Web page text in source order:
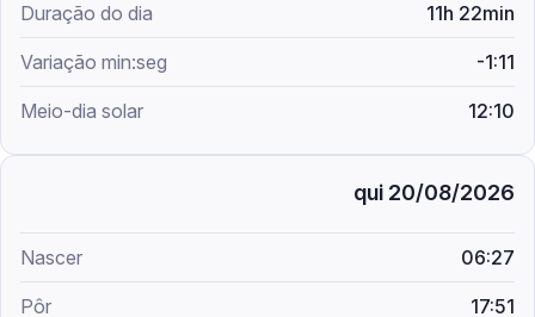
11h 22min
-1:11
12:10
qui 20/08/2026
06:27
17:51